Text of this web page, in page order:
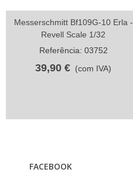
Compartilhar
Messerschmitt Bf109G-10 Erla -
Revell Scale 1/32
Referência: 03752
39,90 € (com IVA)
FACEBOOK